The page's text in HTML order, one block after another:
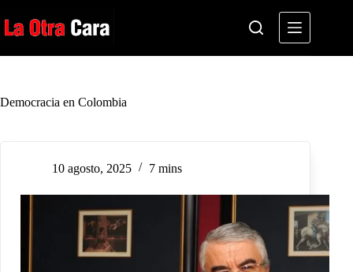
al
contenido
Democracia en Colombia
10 agosto, 2025 7 mins